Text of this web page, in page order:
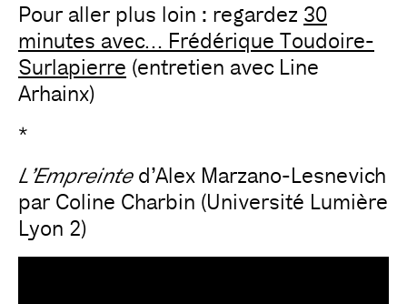
Pour aller plus loin : regardez 30
minutes avec… Frédérique Toudoire-
Surlapierre (entretien avec Line
Arhainx)
*
L’Empreinted’Alex Marzano-Lesnevich
par Coline Charbin (Université Lumière
Lyon 2)